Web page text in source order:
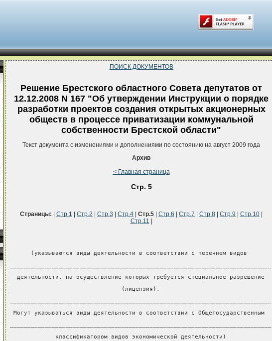
ПОИСК ДОКУМЕНТОВ
Решение Брестского областного Совета депутатов от
12.12.2008 N 167 "Об утверждении Инструкции о порядке
разработки проектов создания открытых акционерных
обществ в процессе приватизации коммунальной
собственности Брестской области"
Текст документа с изменениями и дополнениями по состоянию на август 2009 года
Архив
< Главная страница
Стр. 5
Страницы: Стр.1 Стр.2 Стр.3 Стр.4 Стр.5 Стр.6 Стр.7 Стр.8 Стр.9 Стр.10
Стр.11
      (указываются виды деятельности в соответствии с перечнем видов
  деятельности, на осуществление которых требуется специальное разрешение
                                (лицензия).
Могут указываться виды деятельности в соответствии с Общегосударственным
             классификатором видов экономической деятельности)